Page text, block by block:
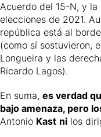
Acuerdo del 15-N, y la
elecciones de 2021.
república está al
(como sí sostuvieron,
Longueira y las
Ricardo Lagos).
En suma, es verdad
bajo amenaza, pero
Antonio Kast ni los